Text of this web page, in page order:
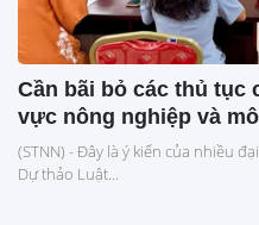
Cần bãi bỏ các thủ tục
vực nông nghiệp và
(STNN) - Đây là ý kiến của nhiều
Dự thảo Luật...